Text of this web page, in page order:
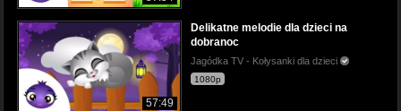
57:49
Delikatne melodie dla dzieci na
dobranoc
Jagódka TV - Kołysanki dla dzieci
1080p